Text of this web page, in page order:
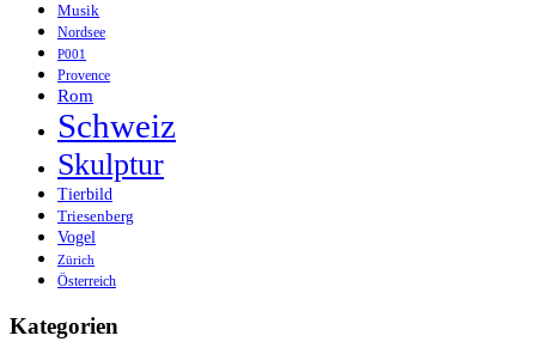
Musik
Nordsee
P001
Provence
Rom
Schweiz
Skulptur
Tierbild
Triesenberg
Vogel
Zürich
Österreich
Kategorien